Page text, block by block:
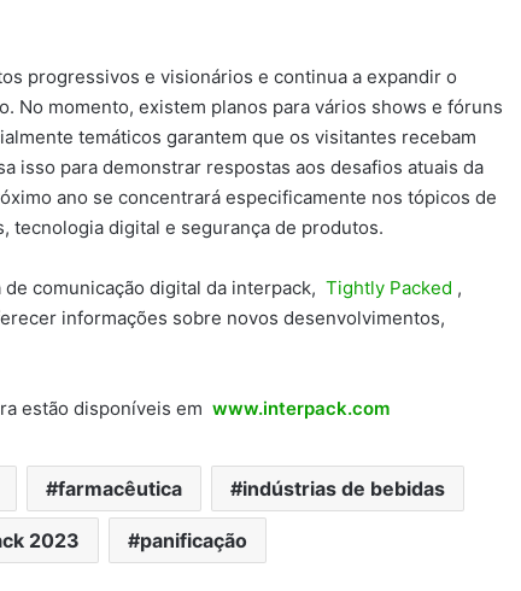
progressivos e visionários e continua a expandir o
No momento, existem planos para vários shows e fóruns
temáticos garantem que os visitantes recebam
isso para demonstrar respostas aos desafios atuais da
ano se concentrará especificamente nos tópicos de
tecnologia digital e segurança de produtos.
comunicação digital da interpack, Tightly Packed ,
informações sobre novos desenvolvimentos,
estão disponíveis em www.interpack.com
farmacêutica indústrias de bebidas
2023 panificação